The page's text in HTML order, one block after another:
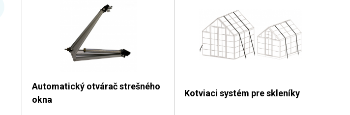
Automatický otvárač strešného
okna
Kotviaci systém pre skleníky